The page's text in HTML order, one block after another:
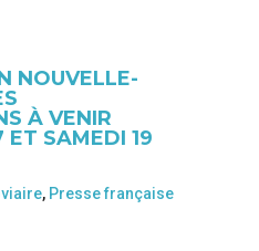
NOUVELLE-
À VENIR
ET SAMEDI 19
, Presse française